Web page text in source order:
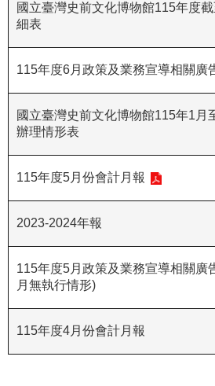
S
S
網
料
開
放
宣
隱
私
權
保
政
國立臺灣史前文化博物館115年度
細表
115年度6月政策及業務宣導相關廣
國立臺灣史前文化博物館115年1月
辦理情形表
115年度5月份會計月報
2023-2024年報
115年度5月政策及業務宣導相關廣
月無執行情形)
115年度4月份會計月報